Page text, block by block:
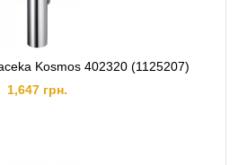
Kosmos 402320 (1125207)
1,647 грн.